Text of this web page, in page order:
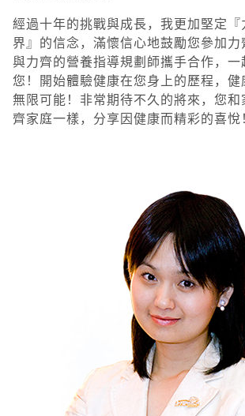
經過十年的挑戰與成長，我更加堅定『
界』的信念，滿懷信心地鼓勵您參加力
與力齊的營養指導規劃師攜手合作，一
您！開始體驗健康在您身上的歷程，健
無限可能！非常期待不久的將來，您和
齊家庭一樣，分享因健康而精彩的喜悅